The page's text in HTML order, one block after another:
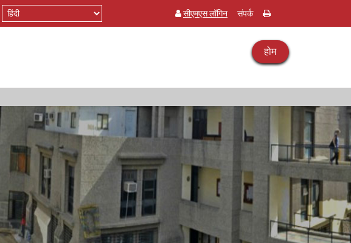
Select
your
सीएमएस लॉगिन संपर्क
होम